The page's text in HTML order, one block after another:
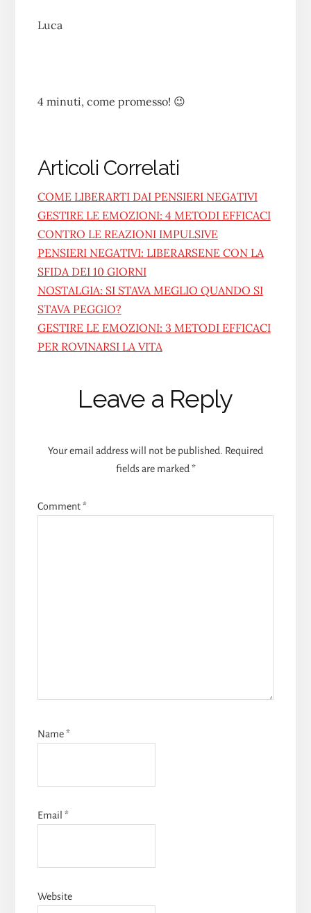
Luca
4 minuti, come promesso! 😉
Articoli Correlati
COME LIBERARTI DAI PENSIERI NEGATIVI
GESTIRE LE EMOZIONI: 4 METODI EFFICACI
CONTRO LE REAZIONI IMPULSIVE
PENSIERI NEGATIVI: LIBERARSENE CON LA
SFIDA DEI 10 GIORNI
NOSTALGIA: SI STAVA MEGLIO QUANDO SI
STAVA PEGGIO?
GESTIRE LE EMOZIONI: 3 METODI EFFICACI
PER ROVINARSI LA VITA
Reader
Interactions
Leave a Reply
Your email address will not be published. Required
fields are marked*
Comment*
Name*
Email *
Website